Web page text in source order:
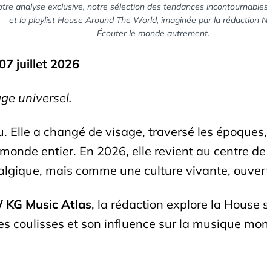
analyse exclusive, notre sélection des tendances
et la playlist House Around The World, imaginée par la rédaction
Écouter le monde autrement.
juillet 2026
universel.
Elle a changé de visage, traversé les
entier. En 2026, elle revient au centre
mais comme une culture vivante,
KG Music Atlas, la rédaction explore la House
coulisses et son influence sur la musique